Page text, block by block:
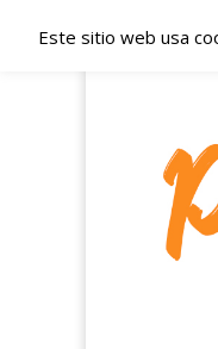
Blog
Este sitio web usa